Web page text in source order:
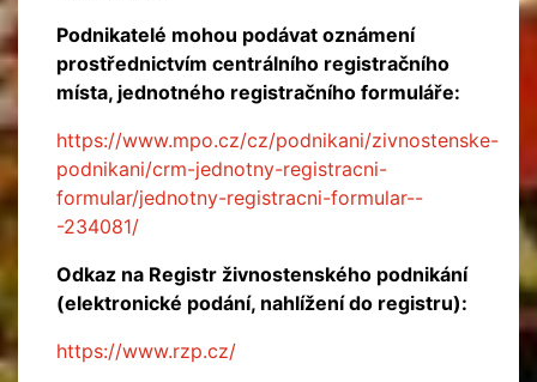
Podnikatelé mohou podávat oznámení
prostřednictvím centrálního registračního
místa, jednotného registračního formuláře:
https://www.mpo.cz/cz/podnikani/zivnostenske-
podnikani/crm-jednotny-registracni-
formular/jednotny-registracni-formular--
-234081/
Odkaz na Registr živnostenského podnikání
(elektronické podání, nahlížení do registru):
https://www.rzp.cz/